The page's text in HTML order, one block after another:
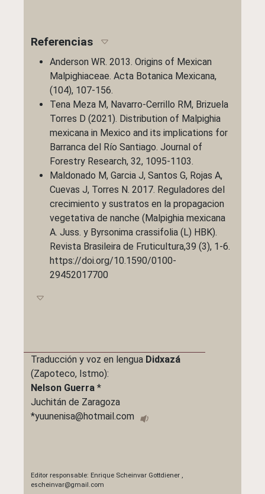
Referencias
Anderson WR. 2013. Origins of Mexican
Malpighiaceae. Acta Botanica Mexicana,
(104), 107-156.
Tena Meza M, Navarro-Cerrillo RM, Brizuela
Torres D (2021). Distribution of Malpighia
mexicana in Mexico and its implications for
Barranca del Río Santiago. Journal of
Forestry Research, 32, 1095-1103.
Maldonado M, Garcia J, Santos G, Rojas A,
Cuevas J, Torres N. 2017. Reguladores del
crecimiento y sustratos en la propagacion
vegetativa de nanche (Malpighia mexicana
A. Juss. y Byrsonima crassifolia (L) HBK).
Revista Brasileira de Fruticultura,39 (3), 1-6.
https://doi.org/10.1590/0100-
29452017700
Traducción y voz en lengua Didxazá
(Zapoteco, Istmo):
Nelson Guerra *
Juchitán de Zaragoza
*yuunenisa@hotmail.com
Editor responsable: Enrique Scheinvar Gottdiener ,
escheinvar@gmail.com